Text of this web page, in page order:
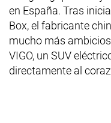
en España. Tras
Box, el fabricante
mucho más
VIGO, un SUV
directamente al